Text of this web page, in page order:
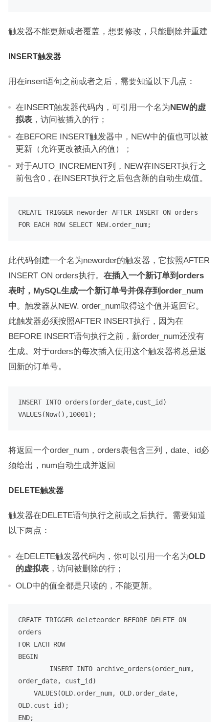
触发器不能更新或者覆盖，想要修改，只能删除并重建
INSERT触发器
用在insert语句之前或者之后，需要知道以下几点：
在INSERT触发器代码内，可引用一个名为NEW的虚
拟表，访问被插入的行；
在BEFORE INSERT触发器中，NEW中的值也可以被
更新（允许更改被插入的值）；
对于AUTO_INCREMENT列，NEW在INSERT执行之
前包含0，在INSERT执行之后包含新的自动生成值。
CREATE TRIGGER neworder AFTER INSERT ON
FOR EACH ROW SELECT
此代码创建一个名为neworder的触发器，它按照AFTER
INSERT ON orders执行。 在插入一个新订单到orders
表时，MySQL生成一个新订单号并保存到order_num
中。触发器从NEW. order_num取得这个值并返回它。
此触发器必须按照AFTER INSERT执行，因为在
BEFORE INSERT语句执行之前，新order_num还没有
生成。对于orders的每次插入使用这个触发器将总是返
回新的订单号。
INSERT INTO
VALUES(Now(),10001
将返回一个order_num，orders表包含三列，date、id必
须给出，num自动生成并返回
DELETE触发器
触发器在DELETE语句执行之前或之后执行。需要知道
以下两点：
在DELETE触发器代码内，你可以引用一个名为OLD
的虚拟表，访问被删除的行；
OLD中的值全都是只读的，不能更新。
CREATE TRIGGER deleteorder BEFORE DELETE ON
FOR EACH ROW
BEGIN
INSERT INTO archive_orders(order_num,
order_date, cust_id)
VALUES(OLD.order_num, OLD.order_date,
END;